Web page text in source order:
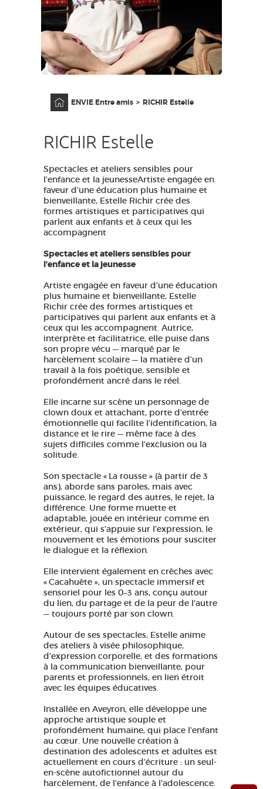
MA SÉLECTION
FR
ENVIE Entre amis RICHIR Estelle
RICHIR Estelle
Spectacles et ateliers sensibles pour
l’enfance et la jeunesseArtiste engagée en
faveur d’une éducation plus humaine et
bienveillante, Estelle Richir crée des
formes artistiques et participatives qui
parlent aux enfants et à ceux qui les
accompagnent
Spectacles et ateliers sensibles pour
l’enfance et la jeunesse
Artiste engagée en faveur d’une éducation
plus humaine et bienveillante, Estelle
Richir crée des formes artistiques et
participatives qui parlent aux enfants et à
ceux qui les accompagnent. Autrice,
interprète et facilitatrice, elle puise dans
son propre vécu — marqué par le
harcèlement scolaire — la matière d’un
travail à la fois poétique, sensible et
profondément ancré dans le réel.
Elle incarne sur scène un personnage de
clown doux et attachant, porte d’entrée
émotionnelle qui facilite l’identification, la
distance et le rire — même face à des
sujets difficiles comme l’exclusion ou la
solitude.
Son spectacle « La rousse » (à partir de 3
ans), aborde sans paroles, mais avec
puissance, le regard des autres, le rejet, la
différence. Une forme muette et
adaptable, jouée en intérieur comme en
extérieur, qui s’appuie sur l’expression, le
mouvement et les émotions pour susciter
le dialogue et la réflexion.
Elle intervient également en crèches avec
« Cacahuète », un spectacle immersif et
sensoriel pour les 0–3 ans, conçu autour
du lien, du partage et de la peur de l’autre
— toujours porté par son clown.
Autour de ses spectacles, Estelle anime
des ateliers à visée philosophique,
d’expression corporelle, et des formations
à la communication bienveillante, pour
parents et professionnels, en lien étroit
avec les équipes éducatives.
Installée en Aveyron, elle développe une
approche artistique souple et
profondément humaine, qui place l’enfant
au cœur. Une nouvelle création à
destination des adolescents et adultes est
actuellement en cours d’écriture : un seul-
en-scène autofictionnel autour du
harcèlement, de l’enfance à l’adolescence.